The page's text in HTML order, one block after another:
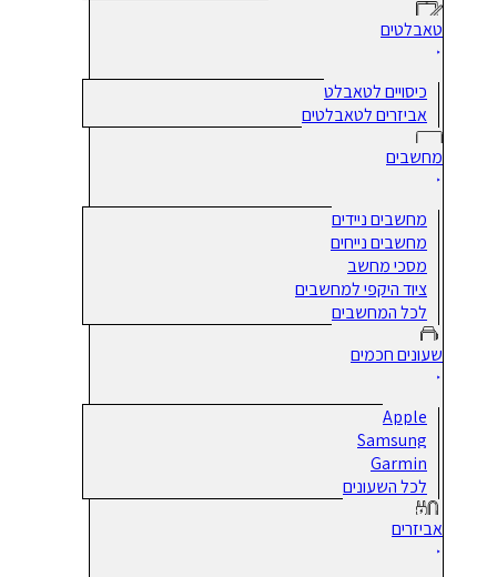
טאבלטים
כיסויים לטאבלט
אביזרים לטאבלטים
מחשבים
מחשבים ניידים
מחשבים נייחים
מסכי מחשב
ציוד היקפי למחשבים
לכל המחשבים
שעונים חכמים
Apple
Samsung
Garmin
לכל השעונים
אביזרים